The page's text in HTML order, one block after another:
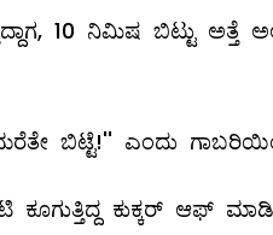
10 ನಿಮಿಷ ಬಿಟ್ಟು
ಬಿಟ್ಟೆ!'' ಎಂದು
ಕೂಗುತ್ತಿದ್ದ ಕುಕ್ಕರ್‌ ಆಫ್‌